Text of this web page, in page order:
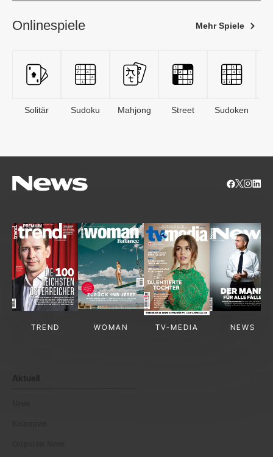
Onlinespiele Mehr Spiele
Solitär Sudoku Mahjong Street Sudoken
TREND WOMAN TV-MEDIA NEWS